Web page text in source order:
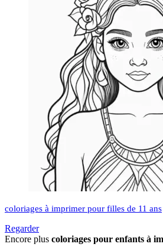
coloriages à imprimer pour filles de 11 ans
Regarder
Encore plus coloriages pour enfants à